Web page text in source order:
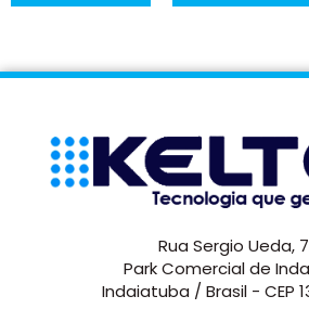
Rua Sergio Ueda,
Park Comercial de
Indaiatuba / Brasil - CEP